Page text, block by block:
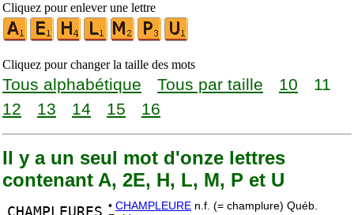
Cliquez pour enlever une lettre
Cliquez pour changer la taille des mots
Tous alphabétique Tous par taille 10
11
12
13 14 15 16
Il y a un seul mot d'onze lettres
contenant A, 2E, H, L, M, P et U
C HAMPLEU RES • CHAMPLEURE n.f. (= champlure) Québ.